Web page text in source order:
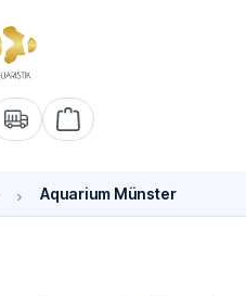
Warenkorb enthält 0
Aquarium Münster